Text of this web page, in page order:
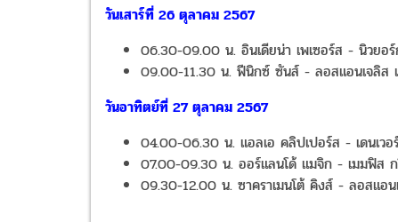
วันเสาร์ที่ 26 ตุลาคม 2567
06.30-09.00 น. อินเดียน่า เพเซอร์ส - นิวยอ
09.00-11.30 น. ฟีนิกซ์ ซันส์ - ลอสแอนเจลิส
วันอาทิตย์ที่ 27 ตุลาคม 2567
04.00-06.30 น. แอลเอ คลิปเปอร์ส - เดนเวอ
07.00-09.30 น. ออร์แลนโด้ แมจิก - เมมฟิส
09.30-12.00 น. ซาคราเมนโต้ คิงส์ - ลอสแอน